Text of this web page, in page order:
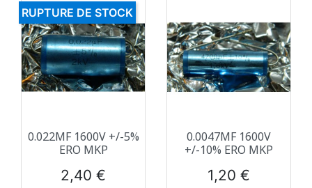
0.022ΜF 1600V +/-5%
ERO MKP
Prix
2,40 €
RUPTURE DE STOCK
0.0047ΜF 1600V
+/-10% ERO MKP
Prix
1,20 €